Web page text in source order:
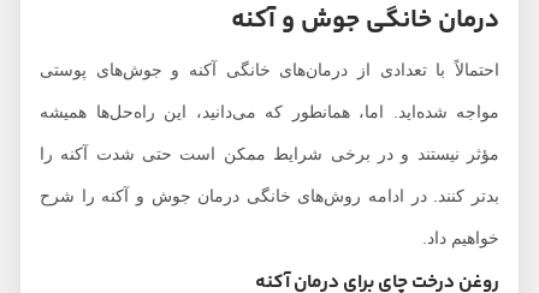
درمان خانگی جوش و آکنه
احتمالاً با تعدادی از درمان‌های خانگی آکنه و جوش‌های پوستی
مواجه شده‌اید. اما، همانطور که می‌دانید، این راه‌حل‌ها همیشه
مؤثر نیستند و در برخی شرایط ممکن است حتی شدت آکنه را
بدتر کنند. در ادامه روش‌های خانگی درمان جوش و آکنه را شرح
خواهیم داد.
روغن درخت چای برای درمان آکنه